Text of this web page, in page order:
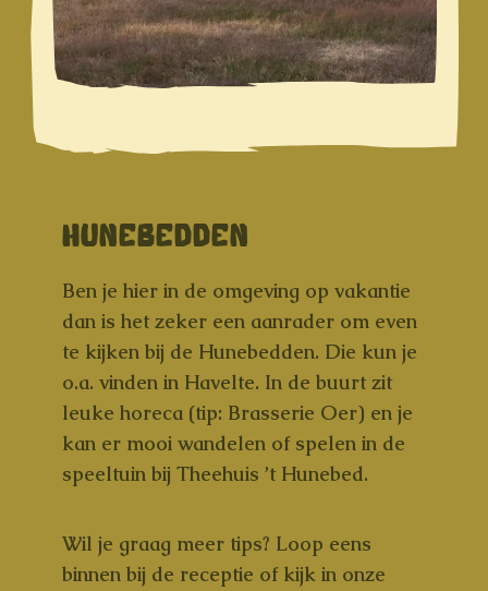
HUNEBEDDEN
Ben je hier in de omgeving op vakantie
dan is het zeker een aanrader om even
te kijken bij de Hunebedden. Die kun je
o.a. vinden in Havelte. In de buurt zit
leuke horeca (tip: Brasserie Oer) en je
kan er mooi wandelen of spelen in de
speeltuin bij Theehuis ’t Hunebed.
Wil je graag meer tips? Loop eens
binnen bij de receptie of kijk in onze